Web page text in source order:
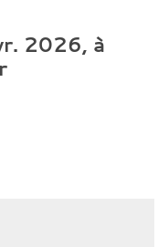
2026, à